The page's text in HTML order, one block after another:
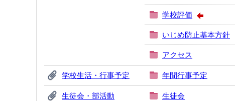
学校評価
いじめ防止基本方針
アクセス
学校生活・行事予定 年間行事予定
生徒会・部活動 生徒会